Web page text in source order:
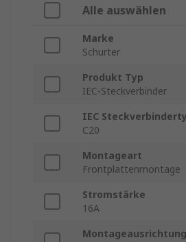
Alle auswählen
Marke
Schurter
Produkt Typ
IEC-Steckverbinder
IEC
C20
Montageart
Frontplattenmontage
Stromstärke
16A
Montageausrichtung